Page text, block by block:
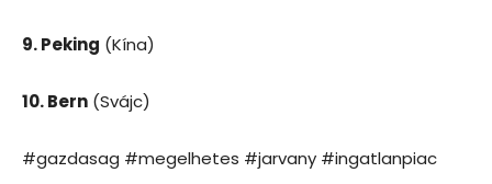
9. Peking (Kína)
10. Bern (Svájc)
#gazdasag #megelhetes #jarvany #ingatlanpiac